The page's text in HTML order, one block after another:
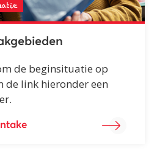
de beginsituatie op
de link hieronder een